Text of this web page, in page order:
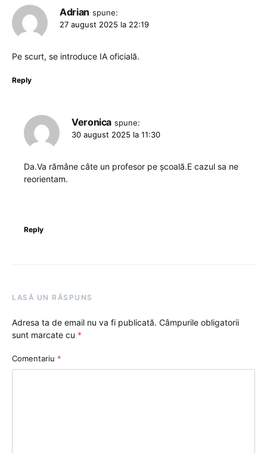
Adrian spune:
27 august 2025 la 22:19
Pe scurt, se introduce IA oficială.
Reply
Veronica spune:
30 august 2025 la 11:30
Da.Va rămâne câte un profesor pe școală.E cazul sa ne
reorientam.
Reply
LASĂ UN RĂSPUNS
Adresa ta de email nu va fi publicată. Câmpurile obligatorii
sunt marcate cu *
Comentariu *